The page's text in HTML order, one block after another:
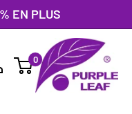
EN PLUS
0
PURPLE
LEAF
France